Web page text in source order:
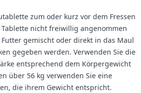
zum oder kurz vor dem Fressen
nicht freiwillig angenommen
gemischt oder direkt in das Maul
gegeben werden. Verwenden Sie die
entsprechend dem Körpergewicht
über 56 kg verwenden Sie eine
die ihrem Gewicht entspricht.